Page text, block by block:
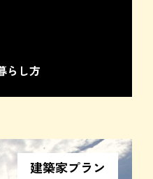
らし方
建築家プラン